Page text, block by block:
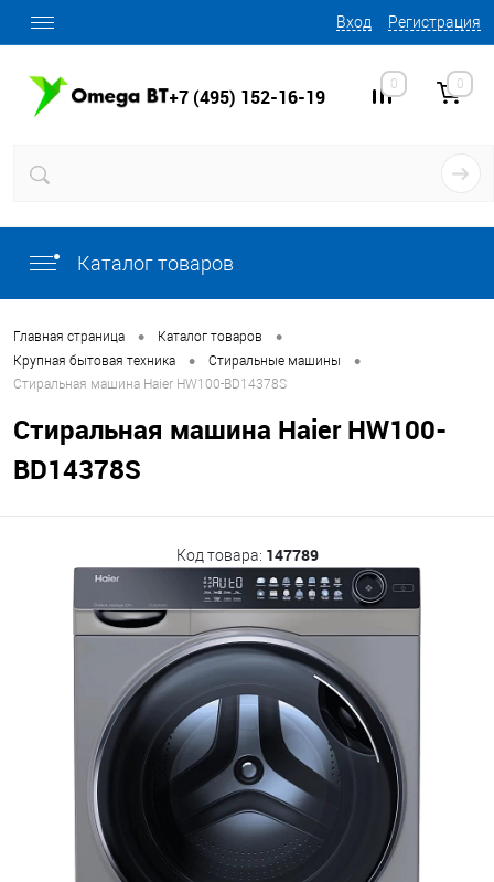
Вход Регистрация
+7 (495) 152-16-19
0 0
Каталог товаров
Главная страница • Каталог товаров •
Крупная бытовая техника • Стиральные машины •
Стиральная машина Haier HW100-BD14378S
Стиральная машина Haier HW100-
BD14378S
Код товара: 147789